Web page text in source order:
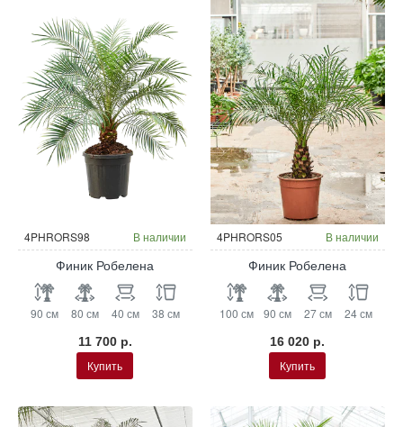
4PHRORS98 В наличии
Финик Робелена
90 см 80 см 40 см 38 см
11 700 р.
Купить
4PHRORS05 В наличии
Финик Робелена
100 см 90 см 27 см 24 см
16 020 р.
Купить